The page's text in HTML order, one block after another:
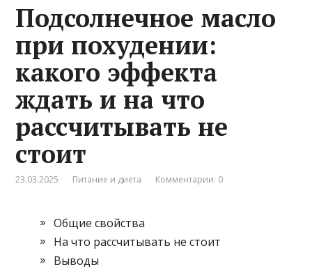
Подсолнечное масло
при похудении:
какого эффекта
ждать и на что
рассчитывать не
стоит
23.03.2025 Питание и диета Комментарии: 0
Общие свойства
На что рассчитывать не стоит
Выводы